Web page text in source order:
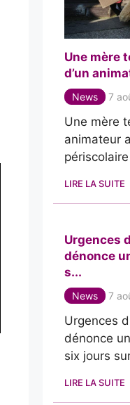
Une mère
d’un
News 7
Une mère
animateur
périscolaire
LIRE LA SUITE
Urgences
dénonce
s...
News 7
Urgences
dénonce
six jours
LIRE LA SUITE